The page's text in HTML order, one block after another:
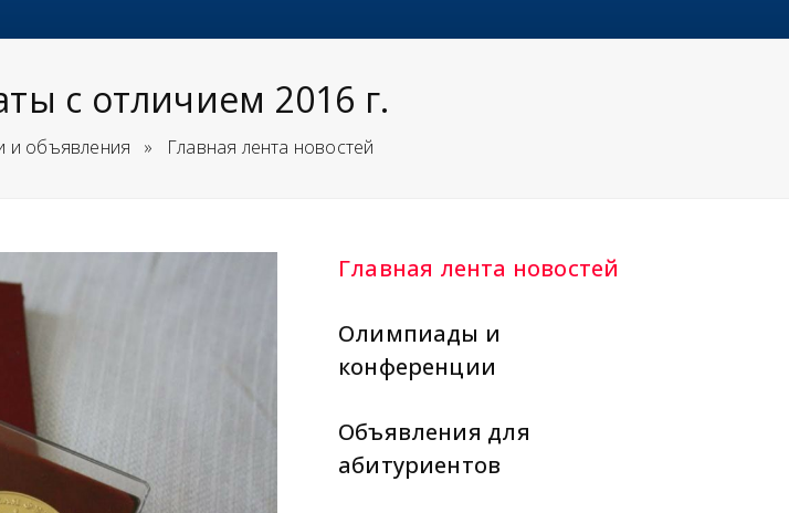
с отличием 2016 г.
и объявления » Главная лента новостей
Главная лента новостей
Олимпиады и
конференции
Объявления для
абитуриентов